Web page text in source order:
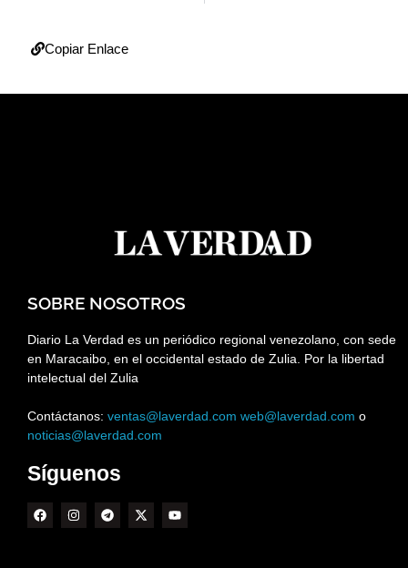
Copiar Enlace
SOBRE NOSOTROS
Diario La Verdad es un periódico regional venezolano, con sede
en Maracaibo, en el occidental estado de Zulia. Por la libertad
intelectual del Zulia
Contáctanos: ventas@laverdad.com web@laverdad.com o
noticias@laverdad.com
Síguenos